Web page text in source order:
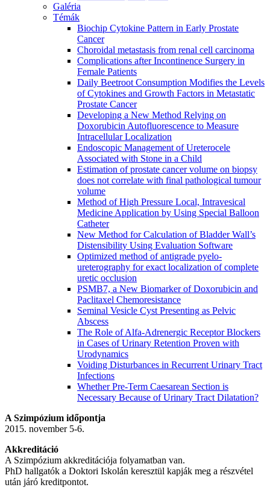
Galéria
Témák
Biochip Cytokine Pattern in Early Prostate
Cancer
Choroidal metastasis from renal cell carcinoma
Complications after Incontinence Surgery in
Female Patients
Daily Beetroot Consumption Modifies the Levels
of Cytokines and Growth Factors in Metastatic
Prostate Cancer
Developing a New Method Relying on
Doxorubicin Autofluorescence to Measure
Intracellular Localization
Endoscopic Management of Ureterocele
Associated with Stone in a Child
Estimation of prostate cancer volume on biopsy
does not correlate with final pathological tumour
volume
Method of High Pressure Local, Intravesical
Medicine Application by Using Special Balloon
Catheter
New Method for Calculation of Bladder Wall’s
Distensibility Using Evaluation Software
Optimized method of antigrade pyelo-
ureterography for exact localization of complete
uretic occlusion
PSMB7, a New Biomarker of Doxorubicin and
Paclitaxel Chemoresistance
Seminal Vesicle Cyst Presenting as Pelvic
Abscess
The Role of Alfa-Adrenergic Receptor Blockers
in Cases of Urinary Retention Proven with
Urodynamics
Voiding Disturbances in Recurrent Urinary Tract
Infections
Whether Pre-Term Caesarean Section is
Necessary Because of Urinary Tract Dilatation?
A Szimpózium időpontja
2015. november 5-6.
Akkreditáció
A Szimpózium akkreditációja folyamatban van.
PhD hallgatók a Doktori Iskolán keresztül kapják meg a részvétel
után járó kreditpontot.